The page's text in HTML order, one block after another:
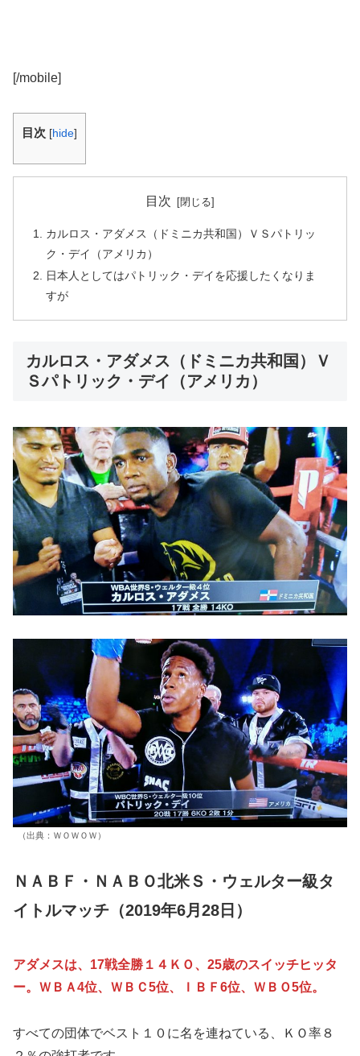
[/mobile]
目次 [hide]
目次
カルロス・アダメス（ドミニカ共和国）ＶＳパトリッ
ク・デイ（アメリカ）
日本人としてはパトリック・デイを応援したくなりま
すが
カルロス・アダメス（ドミニカ共和国）Ｖ
Ｓパトリック・デイ（アメリカ）
（出典：ＷＯＷＯＷ）
ＮＡＢＦ・ＮＡＢＯ北米Ｓ・ウェルター級タ
イトルマッチ（2019年6月28日）
アダメスは、17戦全勝１４ＫＯ、25歳のスイッチヒッタ
ー。ＷＢＡ4位、ＷＢＣ5位、ＩＢＦ6位、ＷＢＯ5位。
すべての団体でベスト１０に名を連ねている、ＫＯ率８